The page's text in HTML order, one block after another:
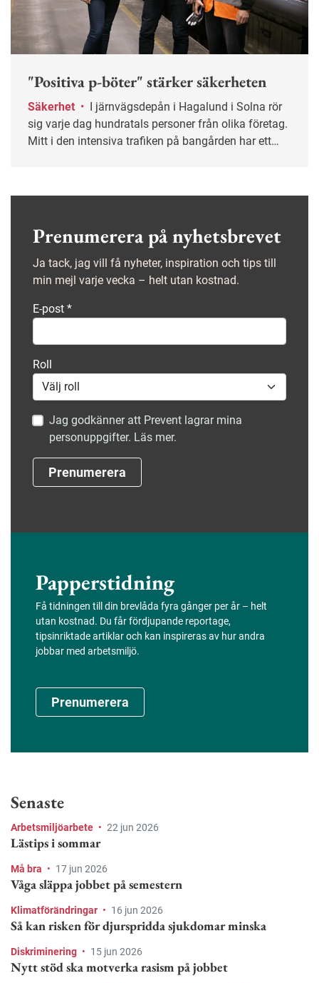
"Positiva p-böter" stärker säkerheten
Säkerhet •
sig varje dag hundratals personer från olika företag.
Mitt i den intensiva trafiken på bangården har ett
mer än fördubblats.
Prenumerera på nyhetsbrevet
Ja tack, jag vill få nyheter, inspiration och tips till
min mejl varje vecka – helt utan kostnad.
E-post *
Roll
Jag godkänner att Prevent lagrar mina
personuppgifter. Läs mer.
Prenumerera
Papperstidning
Få tidningen till din brevlåda fyra gånger per år – helt
utan kostnad. Du får fördjupande reportage,
tipsinriktade artiklar och kan inspireras av hur andra
jobbar med arbetsmiljö.
Prenumerera
Senaste
Arbetsmiljöarbete • 22 jun 2026
Lästips i sommar
Må bra • 17 jun 2026
Våga släppa jobbet på semestern
Klimatförändringar • 16 jun 2026
Så kan risken för djurspridda sjukdomar minska
Diskriminering • 15 jun 2026
Nytt stöd ska motverka rasism på jobbet